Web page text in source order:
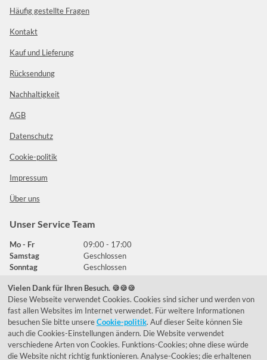
Häufig gestellte Fragen
Kontakt
Kauf und Lieferung
Rücksendung
Nachhaltigkeit
AGB
Datenschutz
Cookie-politik
Impressum
Über uns
Unser Service Team
Mo - Fr
09:00 - 17:00
Samstag
Geschlossen
Sonntag
Geschlossen
Häufig gestellte Fragen
039292 - 678215
de@lumidora.com
Vielen Dank für Ihren Besuch. 🍪🍪🍪
Diese Webseite verwendet Cookies. Cookies sind sicher und werden von
fast allen Websites im Internet verwendet. Für weitere Informationen
besuchen Sie bitte unsereCookie-politik. Auf dieser Seite können Sie
auch die Cookies-Einstellungen ändern. Die Website verwendet
verschiedene Arten von Cookies. Funktions-Cookies; ohne diese würde
die Website nicht richtig funktionieren. Analyse-Cookies; die erhaltenen